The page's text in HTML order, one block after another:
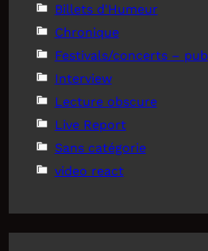
Billets d'Humeur
Chronique
Festivals/concerts – pub
Interview
Lecture obscure
Live Report
Sans catégorie
video react